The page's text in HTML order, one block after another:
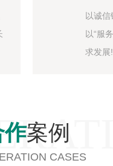
以诚
以“服
求发展!
案例
CASES